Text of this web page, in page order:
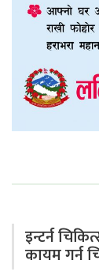
इन्टर्न
कायम गर्न